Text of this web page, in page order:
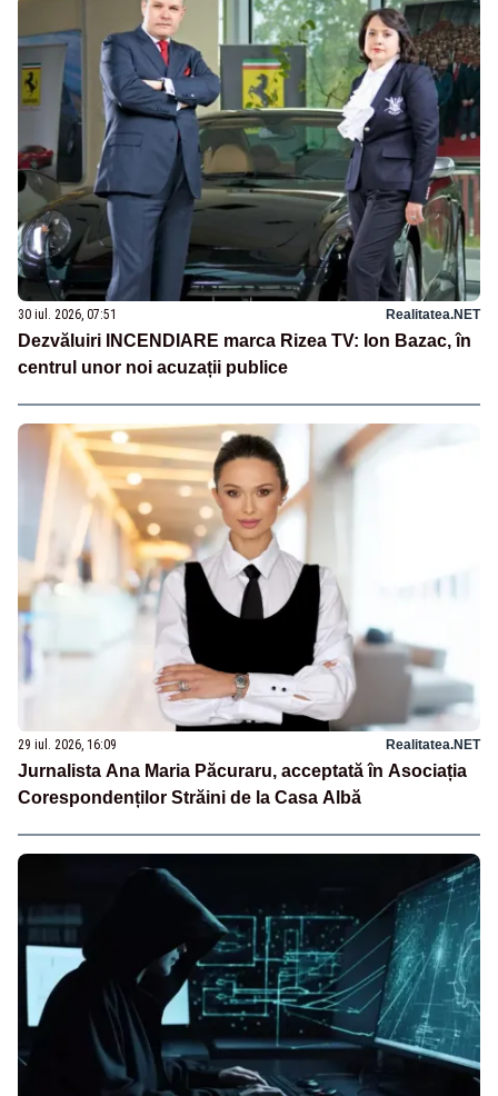
30 iul. 2026, 07:51 Realitatea.NET
Dezvăluiri INCENDIARE marca Rizea TV: Ion Bazac, în
centrul unor noi acuzații publice
29 iul. 2026, 16:09 Realitatea.NET
Jurnalista Ana Maria Păcuraru, acceptată în Asociația
Corespondenților Străini de la Casa Albă